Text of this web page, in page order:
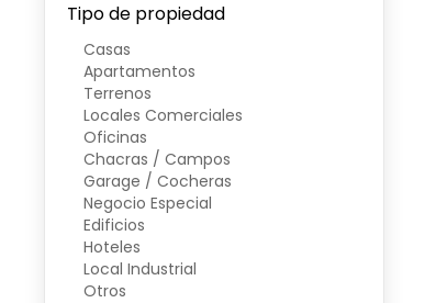
Tipo de propiedad
Casas
Apartamentos
Terrenos
Locales Comerciales
Oficinas
Chacras / Campos
Garage / Cocheras
Negocio Especial
Edificios
Hoteles
Local Industrial
Otros